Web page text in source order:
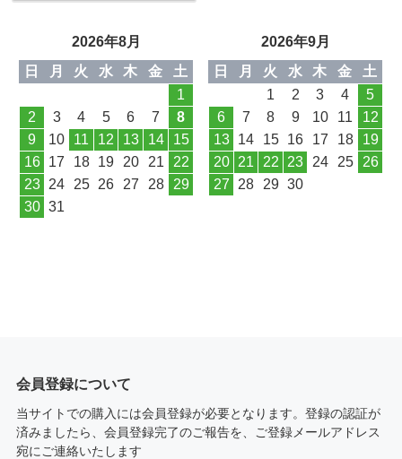
2026年8月
日
月 火 水 木 金
土
1
2
3 4 5 6 7
8
9
10 11 12 13 14
15
16 17 18 19 20 21
22
23 24 25 26 27 28
29
30 31
2026年9月
日
月 火 水 木 金
土
1
2 3 4
5
6
7 8 9 10 11
12
13
14 15 16 17 18
19
20
21 22 23 24 25
26
27
28 29 30
会員登録について
当サイトでの購入には会員登録が必要となります。登録の認証が
済みましたら、会員登録完了のご報告を、ご登録メールアドレス
宛にご連絡いたします